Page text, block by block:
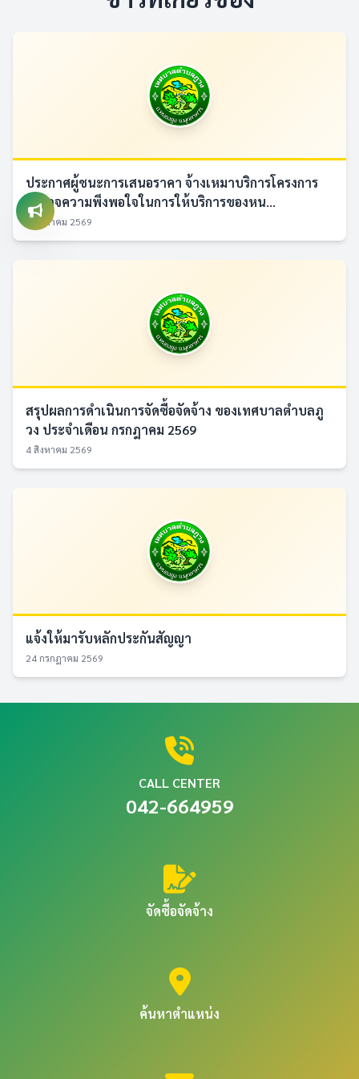
ประกาศผู้ชนะการเสนอราคา จ้างเหมาบริการโครงการ
สำรวจความพึงพอใจในการให้บริการของหน...
7 สิงหาคม 2569
สรุปผลการดำเนินการจัดซื้อจัดจ้าง ของเทศบาลตำบลภู
วง ประจำเดือน กรกฎาคม 2569
4 สิงหาคม 2569
แจ้งให้มารับหลักประกันสัญญา
24 กรกฎาคม 2569
CALL CENTER
042-664959
จัดซื้อจัดจ้าง
ค้นหาตำแหน่ง